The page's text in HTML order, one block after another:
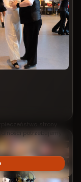
strony.
potrzebujemy